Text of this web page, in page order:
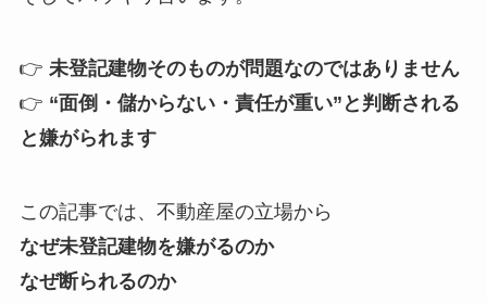
👉 未登記建物そのものが問題なのではありません
👉 “面倒・儲からない・責任が重い”と判断される
と嫌がられます
この記事では、不動産屋の立場から
なぜ未登記建物を嫌がるのか
なぜ断られるのか